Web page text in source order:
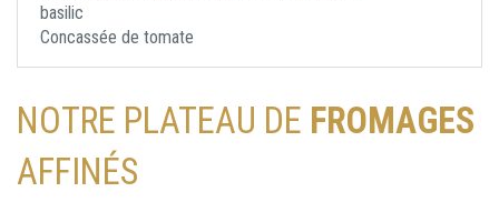
basilic
Concassée de tomate
NOTRE PLATEAU DE FROMAGES
AFFINÉS